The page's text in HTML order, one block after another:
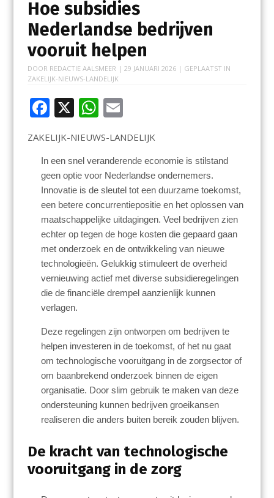
Hoe subsidies
Nederlandse bedrijven
vooruit helpen
DOOR REDACTIE AALSMEER | 29 JANUARI 2026| GEPLAATST IN
ZAKELIJK-NIEUWS-LANDELIJK
F
e
b
o
o
k
X W
at
s
A
p
p
E
ai
l
ZAKELIJK-NIEUWS-LANDELIJK
In een snel veranderende economie is stilstand
geen optie voor Nederlandse ondernemers.
Innovatie is de sleutel tot een duurzame toekomst,
een betere concurrentiepositie en het oplossen van
maatschappelijke uitdagingen. Veel bedrijven zien
echter op tegen de hoge kosten die gepaard gaan
met onderzoek en de ontwikkeling van nieuwe
technologieën. Gelukkig stimuleert de overheid
vernieuwing actief met diverse subsidieregelingen
die de financiële drempel aanzienlijk kunnen
verlagen.
Deze regelingen zijn ontworpen om bedrijven te
helpen investeren in de toekomst, of het nu gaat
om technologische vooruitgang in de zorgsector of
om baanbrekend onderzoek binnen de eigen
organisatie. Door slim gebruik te maken van deze
ondersteuning kunnen bedrijven groeikansen
realiseren die anders buiten bereik zouden blijven.
De kracht van technologische
vooruitgang in de zorg